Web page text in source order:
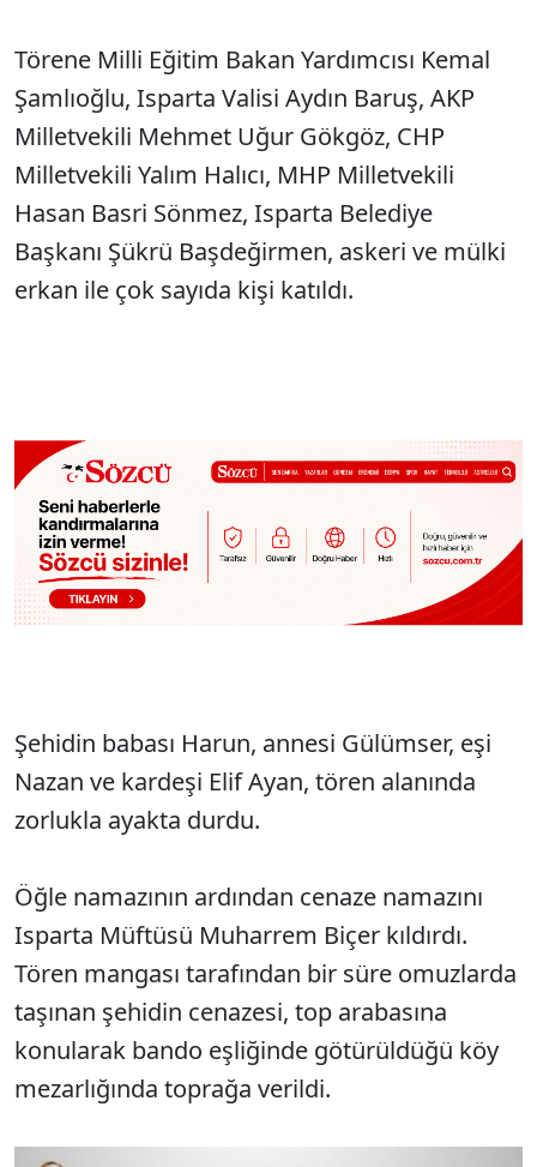
Törene Milli Eğitim Bakan Yardımcısı Kemal
Şamlıoğlu, Isparta Valisi Aydın Baruş, AKP
Milletvekili Mehmet Uğur Gökgöz, CHP
Milletvekili Yalım Halıcı, MHP Milletvekili
Hasan Basri Sönmez, Isparta Belediye
Başkanı Şükrü Başdeğirmen, askeri ve mülki
erkan ile çok sayıda kişi katıldı.
Şehidin babası Harun, annesi Gülümser, eşi
Nazan ve kardeşi Elif Ayan, tören alanında
zorlukla ayakta durdu.
Öğle namazının ardından cenaze namazını
Isparta Müftüsü Muharrem Biçer kıldırdı.
Tören mangası tarafından bir süre omuzlarda
taşınan şehidin cenazesi, top arabasına
konularak bando eşliğinde götürüldüğü köy
mezarlığında toprağa verildi.